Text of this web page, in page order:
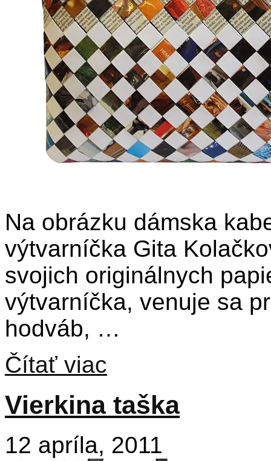
Na obrázku dámska
výtvarníčka Gita
svojich originálnych
výtvarníčka, venuje sa
hodváb, …
Čítať viac
Vierkina taška
12 apríla, 2011